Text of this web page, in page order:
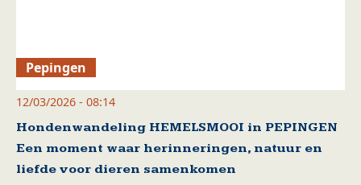
Pepingen
12/03/2026 - 08:14
Hondenwandeling HEMELSMOOI in PEPINGEN
Een moment waar herinneringen, natuur en
liefde voor dieren samenkomen